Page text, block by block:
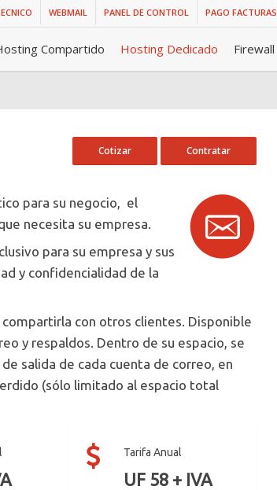
WEBMAIL PANEL DE CONTROL PAGO FACTURAS
Compartido Hosting Dedicado Firewall
Cotizar Contratar
para su negocio, el
necesita su empresa.
para su empresa y sus
y confidencialidad de la
compartirla con otros clientes. Disponible
y respaldos. Dentro de su espacio, se
salida de cada cuenta de correo, en
(sólo limitado al espacio total
Tarifa Anual
UF 58 + IVA